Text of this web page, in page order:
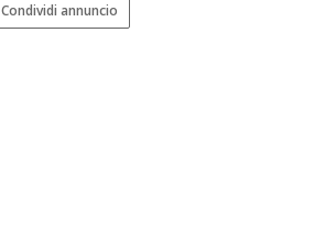
Condividi annuncio